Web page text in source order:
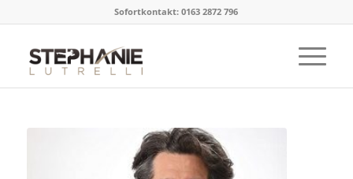
Sofortkontakt: 0163 2872 796